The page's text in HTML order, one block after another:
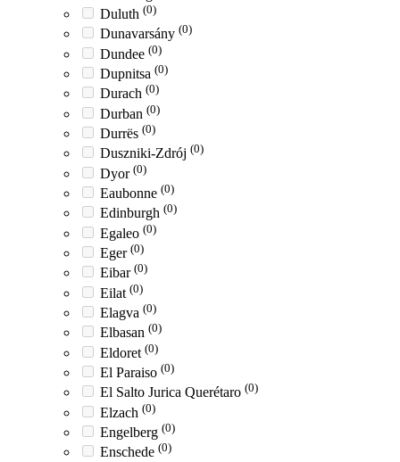
Duluth (0)
Dunavarsány (0)
Dundee (0)
Dupnitsa (0)
Durach (0)
Durban (0)
Durrës (0)
Duszniki-Zdrój (0)
Dyor (0)
Eaubonne (0)
Edinburgh (0)
Egaleo (0)
Eger (0)
Eibar (0)
Eilat (0)
Elagva (0)
Elbasan (0)
Eldoret (0)
El Paraiso (0)
El Salto Jurica Querétaro (0)
Elzach (0)
Engelberg (0)
Enschede (0)